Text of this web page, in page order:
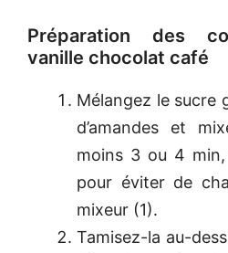
Préparation des
vanille chocolat café
Mélangez le sucre
d’amandes et
moins 3 ou 4
pour éviter de
mixeur (1).
Tamisez-la au-